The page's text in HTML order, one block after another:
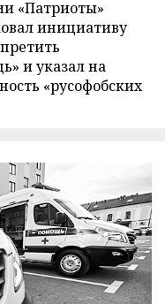
«Патриоты»
инициативу
и указал на
«русофобских